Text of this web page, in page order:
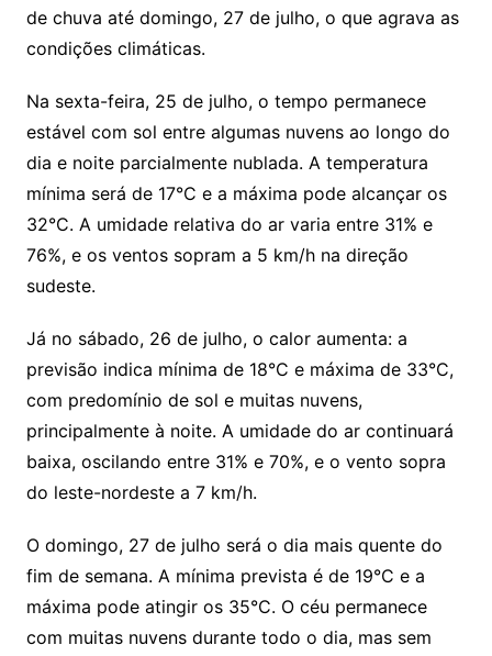
de chuva até domingo, 27 de julho, o que agrava as
condições climáticas.
Na sexta-feira, 25 de julho, o tempo permanece
estável com sol entre algumas nuvens ao longo do
dia e noite parcialmente nublada. A temperatura
mínima será de 17°C e a máxima pode alcançar os
32°C. A umidade relativa do ar varia entre 31% e
76%, e os ventos sopram a 5 km/h na direção
sudeste.
Já no sábado, 26 de julho, o calor aumenta: a
previsão indica mínima de 18°C e máxima de 33°C,
com predomínio de sol e muitas nuvens,
principalmente à noite. A umidade do ar continuará
baixa, oscilando entre 31% e 70%, e o vento sopra
do leste-nordeste a 7 km/h.
O domingo, 27 de julho será o dia mais quente do
fim de semana. A mínima prevista é de 19°C e a
máxima pode atingir os 35°C. O céu permanece
com muitas nuvens durante todo o dia, mas sem